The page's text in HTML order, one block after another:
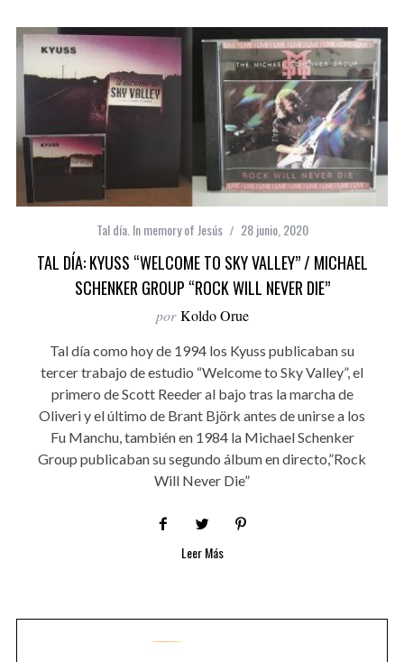
Tal día. In memory of Jesús 28 junio, 2020
TAL DÍA: KYUSS “WELCOME TO SKY VALLEY” / MICHAEL
SCHENKER GROUP “ROCK WILL NEVER DIE”
por Koldo Orue
Tal día como hoy de 1994 los Kyuss publicaban su
tercer trabajo de estudio “Welcome to Sky Valley”, el
primero de Scott Reeder al bajo tras la marcha de
Oliveri y el último de Brant Björk antes de unirse a los
Fu Manchu, también en 1984 la Michael Schenker
Group publicaban su segundo álbum en directo,”Rock
Will Never Die”
Leer Más